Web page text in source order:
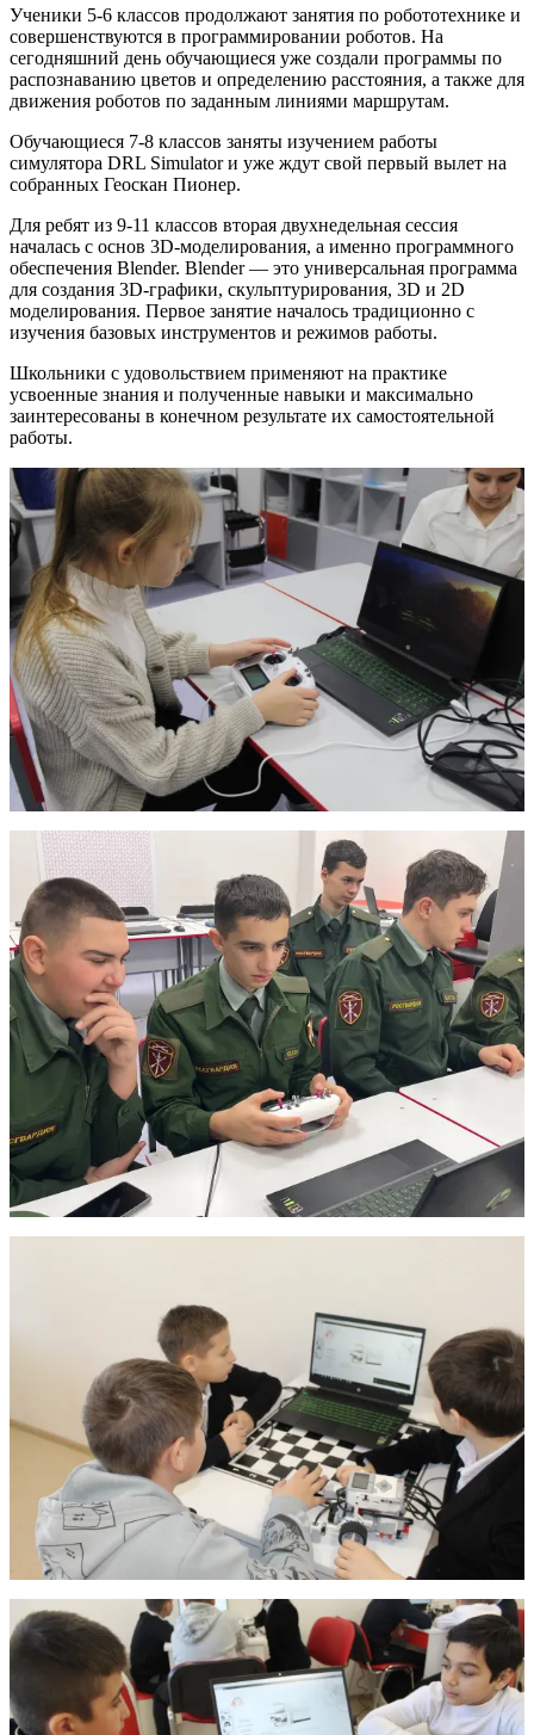
Ученики 5-6 классов продолжают занятия по робототехнике и
совершенствуются в программировании роботов. На
сегодняшний день обучающиеся уже создали программы по
распознаванию цветов и определению расстояния, а также для
движения роботов по заданным линиями маршрутам.
Обучающиеся 7-8 классов заняты изучением работы
симулятора DRL Simulator и уже ждут свой первый вылет на
собранных Геоскан Пионер.
Для ребят из 9-11 классов вторая двухнедельная сессия
началась с основ 3D-моделирования, а именно программного
обеспечения Blender. Blender — это универсальная программа
для создания 3D-графики, скульптурирования, 3D и 2D
моделирования. Первое занятие началось традиционно с
изучения базовых инструментов и режимов работы.
Школьники с удовольствием применяют на практике
усвоенные знания и полученные навыки и максимально
заинтересованы в конечном результате их самостоятельной
работы.